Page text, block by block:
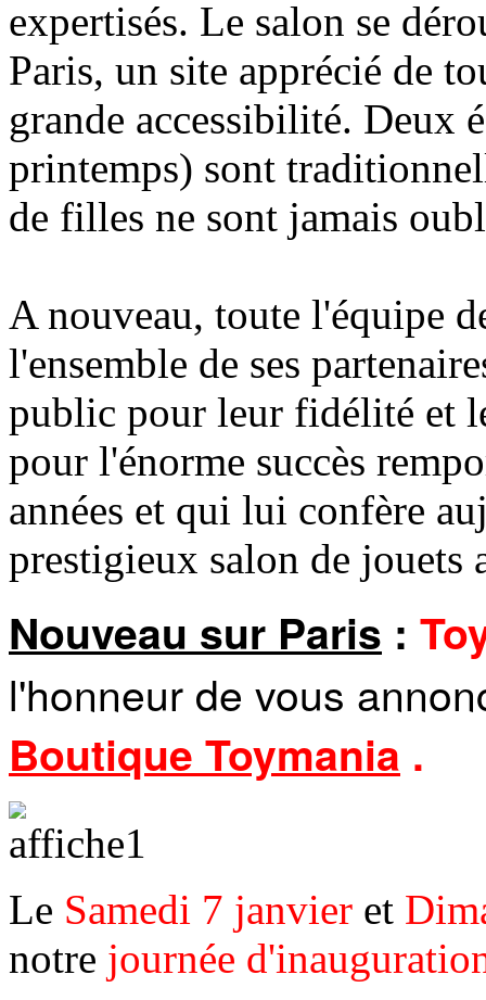
expertisés. Le salon se
Paris, un site apprécié de
grande accessibilité. Deux
printemps) sont
de filles ne sont jamais
A nouveau, toute l'équipe
l'ensemble de ses
public pour leur fidélité et
pour l'énorme succès
années et qui lui confère
prestigieux salon de jouets
Nouveau sur Paris :
l'honneur de vous
Boutique Toymania .
Le Samedi 7 janvier et
notre journée